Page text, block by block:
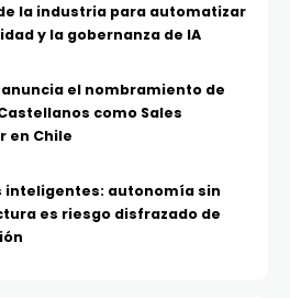
la industria para automatizar
y la gobernanza de IA
anuncia el nombramiento de
como Sales
en Chile
inteligentes: autonomía sin
es riesgo disfrazado de